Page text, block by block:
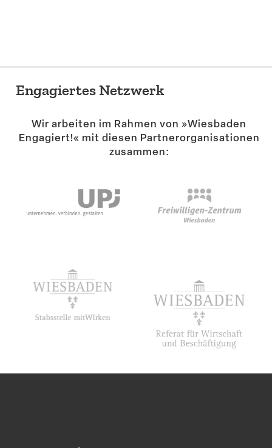
Engagiertes Netzwerk
Wir arbeiten im Rahmen von »Wiesbaden
Engagiert!« mit diesen Partner­or­ga­ni­sa­tionen
zusammen: